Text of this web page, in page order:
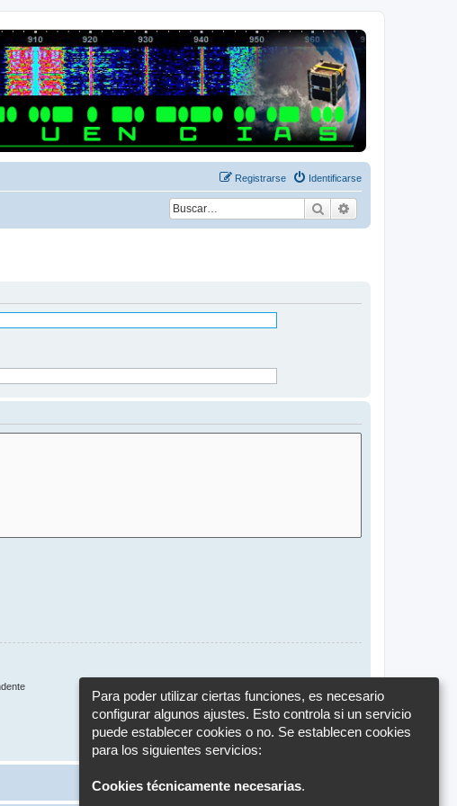
Identificarse
Registrarse
Buscar
Para poder utilizar ciertas funciones, es necesario
configurar algunos ajustes. Esto controla si un servicio
puede establecer cookies o no. Se establecen cookies
para los siguientes servicios:
Cookies técnicamente necesarias.